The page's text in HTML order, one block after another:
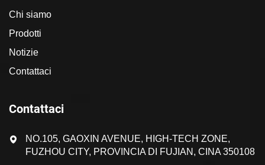
Chi siamo
Prodotti
Notizie
Contattaci
Contattaci
NO.105, GAOXIN AVENUE, HIGH-TECH ZONE,
FUZHOU CITY, PROVINCIA DI FUJIAN, CINA 350108